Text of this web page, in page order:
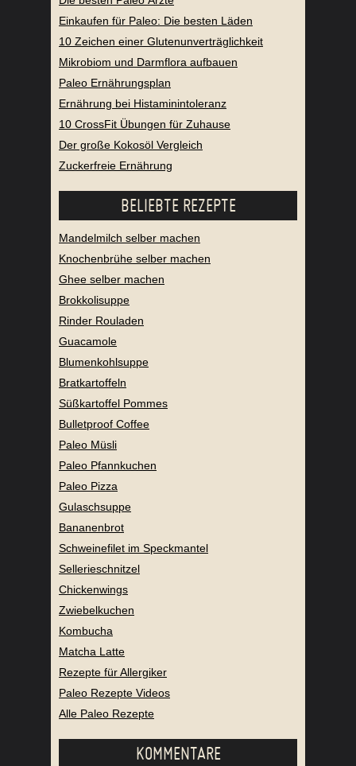
Einkaufen für Paleo: Die besten Läden
10 Zeichen einer Glutenunverträglichkeit
Mikrobiom und Darmflora aufbauen
Paleo Ernährungsplan
Ernährung bei Histaminintoleranz
10 CrossFit Übungen für Zuhause
Der große Kokosöl Vergleich
Zuckerfreie Ernährung
BELIEBTE REZEPTE
Mandelmilch selber machen
Knochenbrühe selber machen
Ghee selber machen
Brokkolisuppe
Rinder Rouladen
Guacamole
Blumenkohlsuppe
Bratkartoffeln
Süßkartoffel Pommes
Bulletproof Coffee
Paleo Müsli
Paleo Pfannkuchen
Paleo Pizza
Gulaschsuppe
Bananenbrot
Schweinefilet im Speckmantel
Sellerieschnitzel
Chickenwings
Zwiebelkuchen
Kombucha
Matcha Latte
Rezepte für Allergiker
Paleo Rezepte Videos
Alle Paleo Rezepte
KOMMENTARE